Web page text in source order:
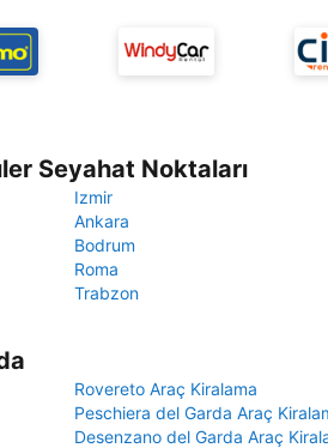
Seyahat Noktaları
Izmir
Ankara
Bodrum
Roma
Trabzon
Rovereto Araç Kiralama
Peschiera del Garda Araç
Desenzano del Garda Araç